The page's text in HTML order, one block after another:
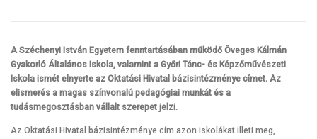
A Széchenyi István Egyetem fenntartásában működő Öveges Kálmán
Gyakorló Általános Iskola, valamint a Győri Tánc- és Képzőművészeti
Iskola ismét elnyerte az Oktatási Hivatal bázisintézménye címet. Az
elismerés a magas színvonalú pedagógiai munkát és a
tudásmegosztásban vállalt szerepet jelzi.
Az Oktatási Hivatal bázisintézménye cím azon iskolákat illeti meg,